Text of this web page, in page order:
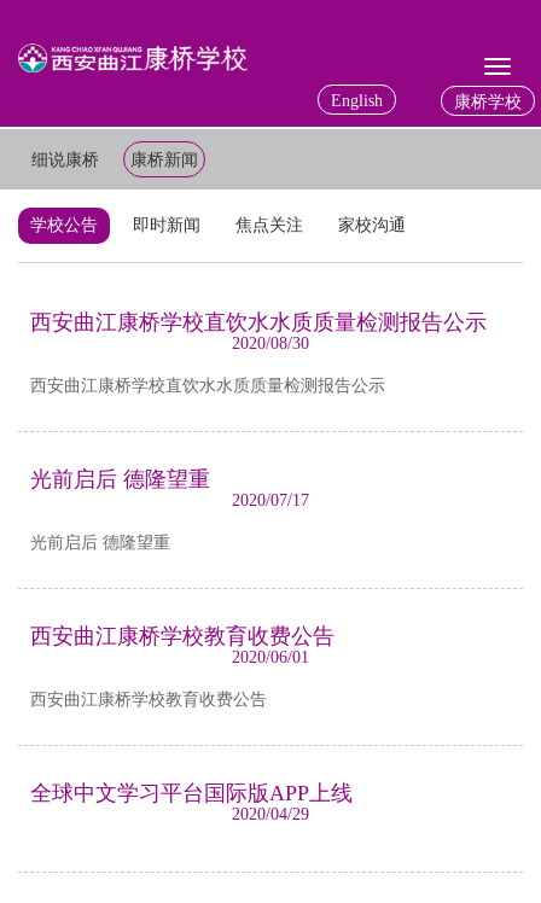
康桥学校
English
细说康桥 康桥新闻
学校公告 即时新闻 焦点关注 家校沟通
西安曲江康桥学校直饮水水质质量检测报告公示
2020/08/30
西安曲江康桥学校直饮水水质质量检测报告公示
光前启后 德隆望重
2020/07/17
光前启后 德隆望重
西安曲江康桥学校教育收费公告
2020/06/01
西安曲江康桥学校教育收费公告
全球中文学习平台国际版APP上线
2020/04/29